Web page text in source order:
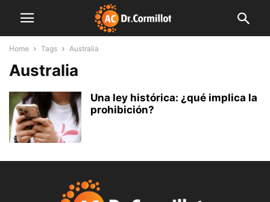
Home Tags Australia
Australia
Una ley histórica: ¿qué implica la
prohibición?